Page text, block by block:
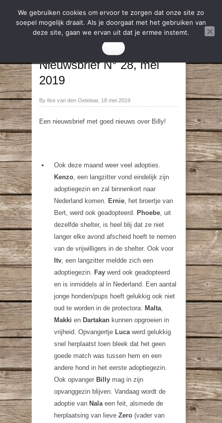
Nieuwsbrief N° 28, mei
2019
By Ilse van den Oetelaar, 18 mei 2019
Een nieuwsbrief met goed nieuws over Billy!
Ook deze maand weer veel adopties.
Kenzo, een langzitter vond eindelijk zijn
adoptiegezin en zal binnenkort naar
Nederland komen. Ernie, het broertje van
Bert, werd ook geadopteerd. Phoebe, uit
dezelfde shelter, is heel blij dat ze niet
langer elke avond afscheid hoeft te nemen
van de vrijwilligers in de shelter. Ook voor
Itv, een langzitter meldde zich een
adoptiegezin. Fay werd ook geadopteerd
en is inmiddels al in Nederland. Een aantal
jonge honden/pups hoeft gelukkig ook niet
oud te worden in de protectora: Malta,
Makki en Dartakan kunnen opgroeien in
vrijheid. Opvangertje Lucawerd gelukkig
snel herplaatst toen bleek dat het geen
goede match was tussen hem en een
andere hond in het eerste adoptiegezin.
Ook opvanger Billy mag in zijn
opvanggezin blijven. Vandaag wordt de
adoptie van Nalaeen feit, alsmede de
herplaatsing van lieve Zero (vader van
We gebruiken cookies om ervoor te zorgen dat onze site zo
soepel mogelijk draait. Als je doorgaat met het gebruiken van
deze site, gaan we ervan uit dat je ermee instemt.